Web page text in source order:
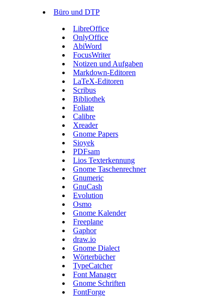
Büro und DTP
LibreOffice
OnlyOffice
AbiWord
FocusWriter
Notizen und Aufgaben
Markdown-Editoren
LaTeX-Editoren
Scribus
Bibliothek
Foliate
Calibre
Xreader
Gnome Papers
Sioyek
PDFsam
Lios Texterkennung
Gnome Taschenrechner
Gnumeric
GnuCash
Evolution
Osmo
Gnome Kalender
Freeplane
Gaphor
draw.io
Gnome Dialect
Wörterbücher
TypeCatcher
Font Manager
Gnome Schriften
FontForge